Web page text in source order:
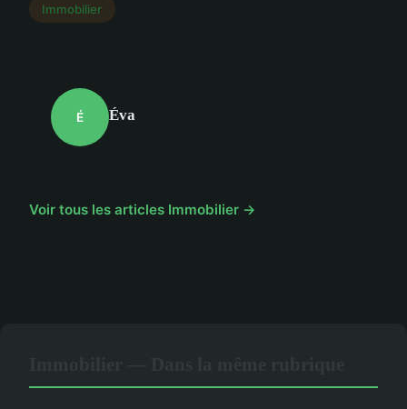
Immobilier
É Éva
Voir tous les articles Immobilier →